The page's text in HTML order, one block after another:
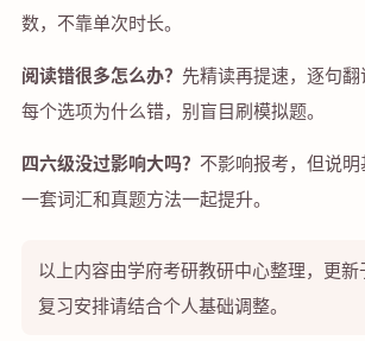
数，不靠单次时长。
阅读错很多怎么办？ 先精读再提速，逐句
每个选项为什么错，别盲目刷模拟题。
四六级没过影响大吗？ 不影响报考，但说
一套词汇和真题方法一起提升。
以上内容由学府考研教研中心整理，更新
复习安排请结合个人基础调整。